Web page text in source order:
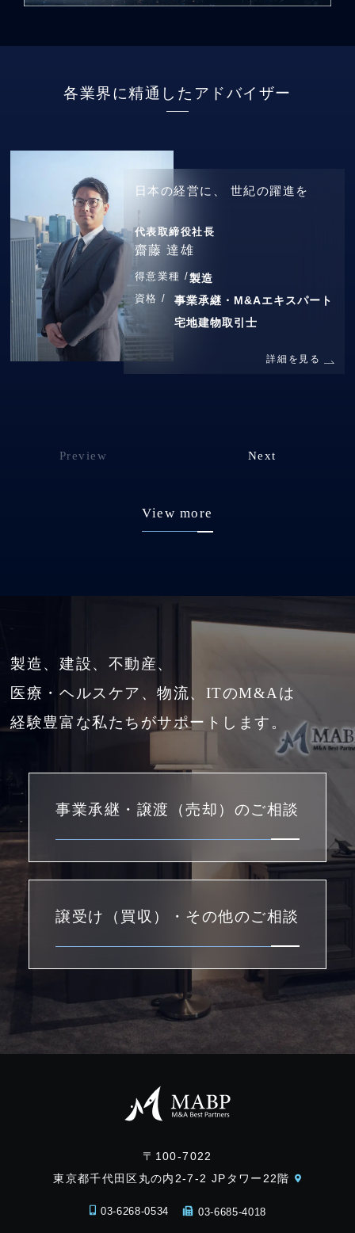
各業界に精通したアドバイザー
日本の経営に、 世紀の躍進を
代表取締役社長
齋藤 達雄
得意業種 /製造
資格 /
事業承継・M&Aエキスパート
宅地建物取引士
詳細を見る
Preview Next
View more
製造、建設、不動産、
医療・ヘルスケア、物流、ITのM&Aは
経験豊富な私たちがサポートします。
事業承継・譲渡（売却）のご相談
譲受け（買収）・その他のご相談
〒100-7022
東京都千代田区丸の内2-7-2 JPタワー22階
03-6268-0534 03-6685-4018